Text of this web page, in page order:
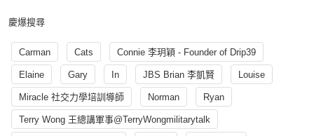
慶爆搜尋
Carman Cats Connie 李玥穎 - Founder of Drip39
Elaine Gary In JBS Brian 李凱賢 Louise
Miracle 社交力學培訓導師 Norman Ryan
Terry Wong 王總講軍事@TerryWongmilitarytalk